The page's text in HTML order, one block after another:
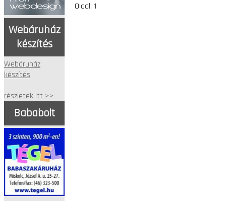
Webáruház
készítés
Webáruház
készítés
részletek itt >>
Bababolt
Oldal: 1